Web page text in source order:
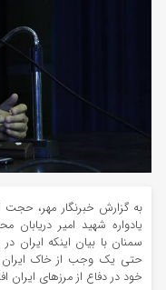
به گزارش خبرنگار مهر، حجت
یادواره شهید امیر
سمنان با بیان اینکه
حتی یک وجب از خاک ایران
خود در دفاع از مرزهای ایران